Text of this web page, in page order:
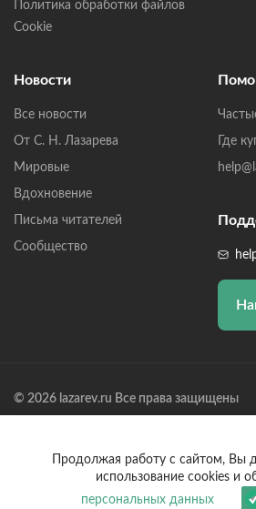
Политика обработки файлов
Cookie
Новости
Все новости
От С. Н. Лазарева
Мировые
Вдохновение
Письма читателей
Сообщество
Где
© 2026 lazarev.ru Все права защищены
Банк: ОАО "АЛЬФА-БАНК" БИК: 044525593,
30101810200000000593
Продолжая работу с сайтом, Вы
использование cookies и
персональных данных